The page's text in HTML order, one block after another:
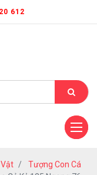
612
Tượng Con Cá